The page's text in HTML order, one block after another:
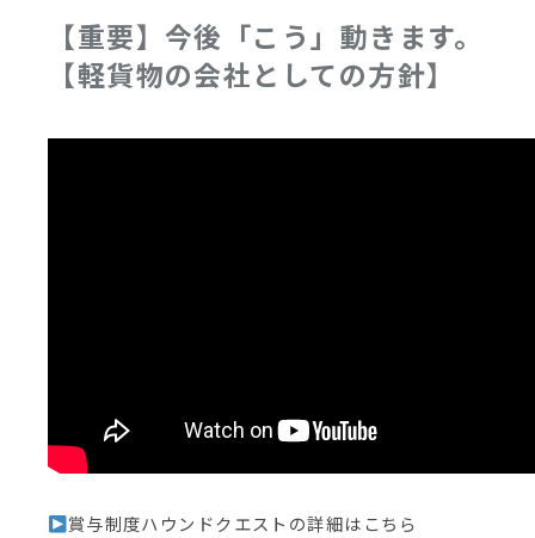
【重要】今後「こう」動きます。
【軽貨物の会社としての方針】
賞与制度ハウンドクエストの詳細はこちら